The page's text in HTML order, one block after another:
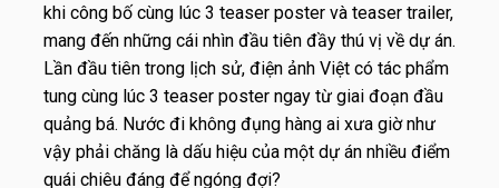
khi công bố cùng lúc 3 teaser poster và teaser trailer,
mang đến những cái nhìn đầu tiên đầy thú vị về dự án.
Lần đầu tiên trong lịch sử, điện ảnh Việt có tác phẩm
tung cùng lúc 3 teaser poster ngay từ giai đoạn đầu
quảng bá. Nước đi không đụng hàng ai xưa giờ như
vậy phải chăng là dấu hiệu của một dự án nhiều điểm
quái chiêu đáng để ngóng đợi?